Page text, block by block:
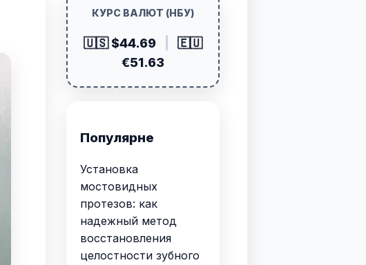
КУРС ВАЛЮТ (НБУ)
🇺🇸 $44.69
🇪🇺
€51.63
Популярне
Установка
мостовидных
протезов: как
надежный метод
восстановления
целостности зубного